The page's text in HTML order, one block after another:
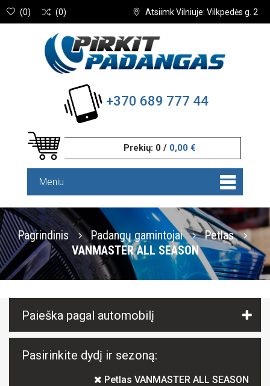
Atsiimk Vilniuje: Vilkpedės g. 2
(0) (0)
+370 689 777 44
Prekių: 0 / 0,00 €
Meniu
Pagrindinis Padangų gamintojai
Petlas
VANMASTER ALL SEASON
Paieška pagal automobilį
Pasirinkite dydį ir sezoną:
Petlas VANMASTER ALL SEASON